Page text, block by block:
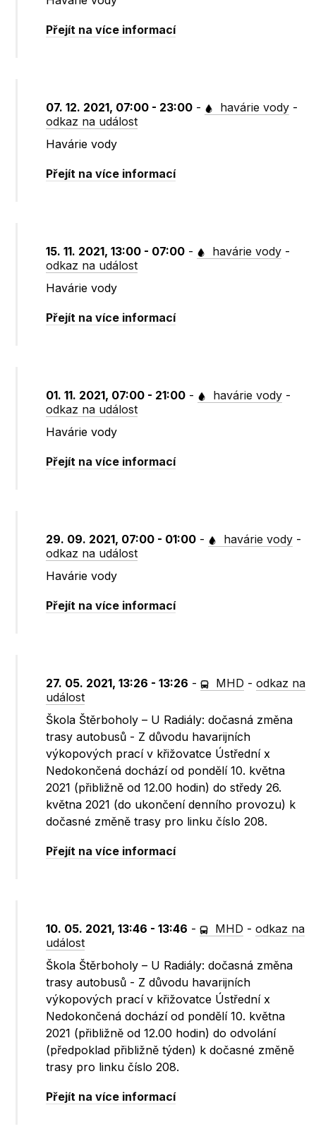
Přejít na více informací
07. 12. 2021, 07:00 - 23:00 - havárie vody -
odkaz na událost
Havárie vody
Přejít na více informací
15. 11. 2021, 13:00 - 07:00 - havárie vody -
odkaz na událost
Havárie vody
Přejít na více informací
01. 11. 2021, 07:00 - 21:00 - havárie vody -
odkaz na událost
Havárie vody
Přejít na více informací
29. 09. 2021, 07:00 - 01:00 - havárie vody -
odkaz na událost
Havárie vody
Přejít na více informací
27. 05. 2021, 13:26 - 13:26 - MHD -odkaz na
událost
Škola Štěrboholy – U Radiály: dočasná změna
trasy autobusů - Z důvodu havarijních
výkopových prací v křižovatce Ústřední x
Nedokončená dochází od pondělí 10. května
2021 (přibližně od 12.00 hodin) do středy 26.
května 2021 (do ukončení denního provozu) k
dočasné změně trasy pro linku číslo 208.
Přejít na více informací
10. 05. 2021, 13:46 - 13:46 - MHD -odkaz na
událost
Škola Štěrboholy – U Radiály: dočasná změna
trasy autobusů - Z důvodu havarijních
výkopových prací v křižovatce Ústřední x
Nedokončená dochází od pondělí 10. května
2021 (přibližně od 12.00 hodin) do odvolání
(předpoklad přibližně týden) k dočasné změně
trasy pro linku číslo 208.
Přejít na více informací